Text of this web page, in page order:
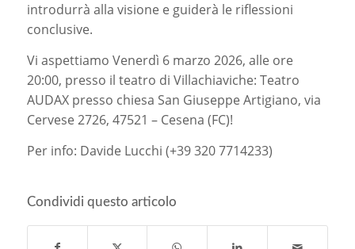
introdurrà alla visione e guiderà le riflessioni
conclusive.
Vi aspettiamo Venerdì 6 marzo 2026, alle ore
20:00, presso il teatro di Villachiaviche: Teatro
AUDAX presso chiesa San Giuseppe Artigiano, via
Cervese 2726, 47521 – Cesena (FC)!
Per info: Davide Lucchi (+39 320 7714233)
Condividi questo articolo